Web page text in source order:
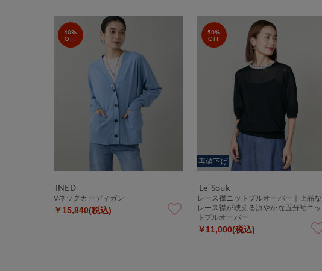
40%
OFF
INED
Vネックカーディガン
￥15,840(税込)
50%
OFF
再値下げ
Le Souk
レース襟ニットプルオーバー｜上品な
レース襟が映える涼やかな五分袖ニッ
トプルオーバー
￥11,000(税込)